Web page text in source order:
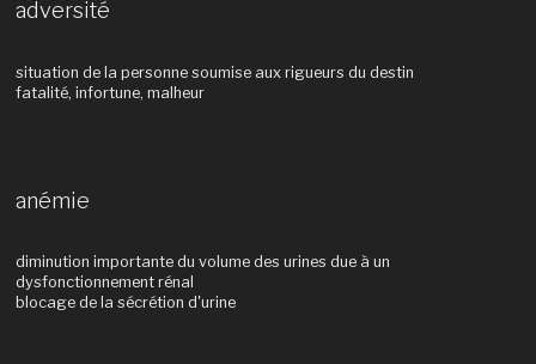
adversité
situation de la personne soumise aux rigueurs du destin
fatalité, infortune, malheur
anémie
diminution importante du volume des urines due à un
dysfonctionnement rénal
blocage de la sécrétion d'urine